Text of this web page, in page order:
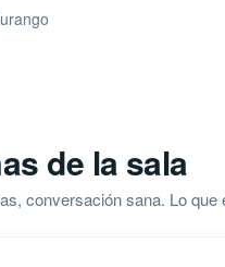
de la sala
conversación sana. Lo